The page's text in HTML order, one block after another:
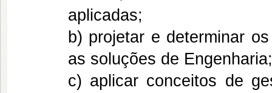
aplicadas;
b) projetar e determinar
as soluções de Engenharia;
c) aplicar conceitos de